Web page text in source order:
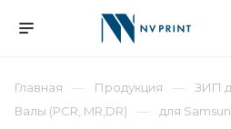
Главная Продукция
ЗИП
Валы (PCR, MR,DR)
для